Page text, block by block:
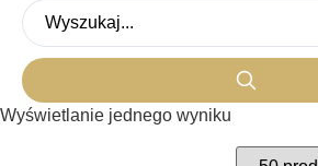
Wyświetlanie jednego wyniku